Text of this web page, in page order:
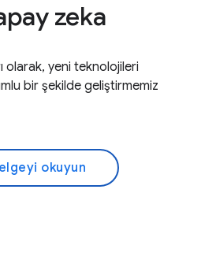
zeka
olarak, yeni teknolojileri
bir şekilde geliştirmemiz
okuyun